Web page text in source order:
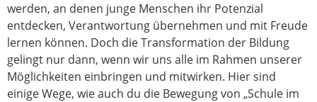
werden, an denen junge Menschen ihr Potenzial
entdecken, Verantwortung übernehmen und mit Freude
lernen können. Doch die Transformation der Bildung
gelingt nur dann, wenn wir uns alle im Rahmen unserer
Möglichkeiten einbringen und mitwirken. Hier sind
einige Wege, wie auch du die Bewegung von „Schule im